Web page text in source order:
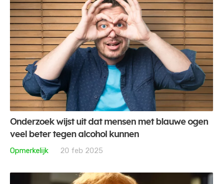
Onderzoek wijst uit dat mensen met blauwe ogen
veel beter tegen alcohol kunnen
Opmerkelijk
20 feb 2025